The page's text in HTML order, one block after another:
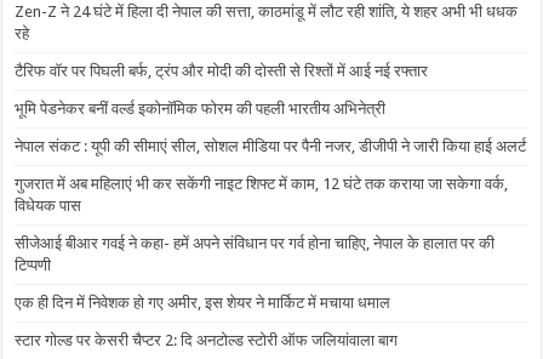
Zen-Z ने 24 घंटे में हिला दी नेपाल की सत्ता, काठमांडू में लौट रही शांति, ये शहर अभी भी धधक
रहे
टैरिफ वॉर पर पिघली बर्फ, ट्रंप और मोदी की दोस्ती से रिश्तों में आई नई रफ्तार
भूमि पेडनेकर बनीं वर्ल्ड इकोनॉमिक फोरम की पहली भारतीय अभिनेत्री
नेपाल संकट : यूपी की सीमाएं सील, सोशल मीडिया पर पैनी नजर, डीजीपी ने जारी किया हाई अलर्ट
गुजरात में अब महिलाएं भी कर सकेंगी नाइट शिफ्ट में काम, 12 घंटे तक कराया जा सकेगा वर्क,
विधेयक पास
सीजेआई बीआर गवई ने कहा- हमें अपने संविधान पर गर्व होना चाहिए, नेपाल के हालात पर की
टिप्पणी
एक ही दिन में निवेशक हो गए अमीर, इस शेयर ने मार्किट में मचाया धमाल
स्टार गोल्ड पर केसरी चैप्टर 2: दि अनटोल्ड स्टोरी ऑफ जलियांवाला बाग